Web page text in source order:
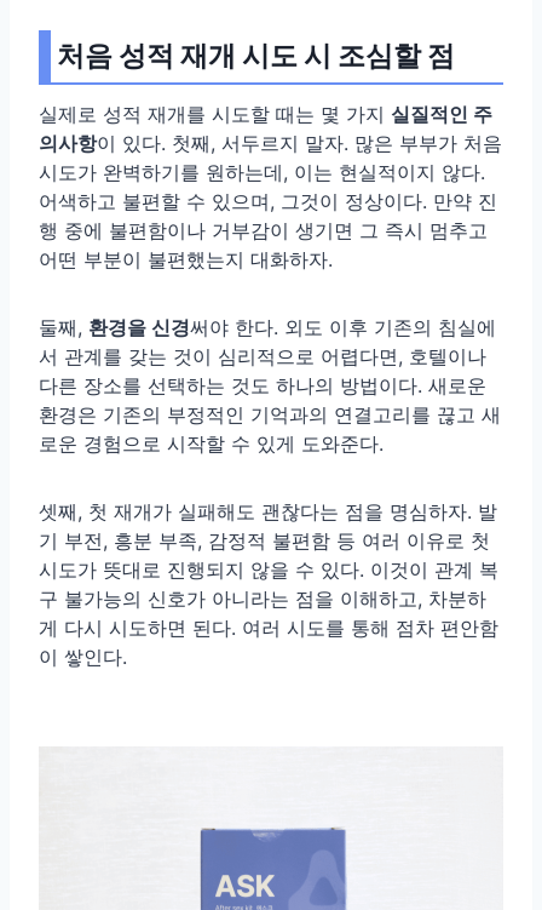
처음 성적 재개 시도 시 조심할 점
실제로 성적 재개를 시도할 때는 몇 가지 실질적인 주
의사항이 있다. 첫째, 서두르지 말자. 많은 부부가 처음
시도가 완벽하기를 원하는데, 이는 현실적이지 않다.
어색하고 불편할 수 있으며, 그것이 정상이다. 만약 진
행 중에 불편함이나 거부감이 생기면 그 즉시 멈추고
어떤 부분이 불편했는지 대화하자.
둘째, 환경을 신경써야 한다. 외도 이후 기존의 침실에
서 관계를 갖는 것이 심리적으로 어렵다면, 호텔이나
다른 장소를 선택하는 것도 하나의 방법이다. 새로운
환경은 기존의 부정적인 기억과의 연결고리를 끊고 새
로운 경험으로 시작할 수 있게 도와준다.
셋째, 첫 재개가 실패해도 괜찮다는 점을 명심하자. 발
기 부전, 흥분 부족, 감정적 불편함 등 여러 이유로 첫
시도가 뜻대로 진행되지 않을 수 있다. 이것이 관계 복
구 불가능의 신호가 아니라는 점을 이해하고, 차분하
게 다시 시도하면 된다. 여러 시도를 통해 점차 편안함
이 쌓인다.